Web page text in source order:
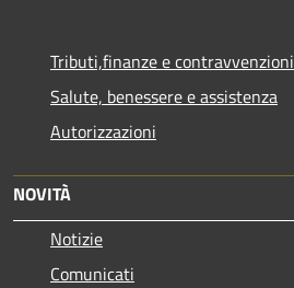
Tributi,finanze e contravvenzioni
Salute, benessere e assistenza
Autorizzazioni
NOVITÀ
Notizie
Comunicati